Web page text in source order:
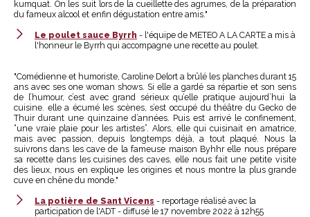
kumquat. On les suit lors de la cueillette des agrumes, de la préparation
du fameux alcool et enfin dégustation entre amis."
Le poulet sauce Byrrh - l'équipe de METEO A LA CARTE a mis à
l'honneur le Byrrh qui accompagne une recette au poulet.
"Comédienne et humoriste, Caroline Delort a brûlé les planches durant 15
ans avec ses one woman shows. Si elle a gardé sa répartie et son sens
de l’humour, c’est avec grand sérieux qu’elle pratique aujourd’hui la
cuisine. elle a écumé les scènes, s’est occupé du théâtre du Gecko de
Thuir durant une quinzaine d’années. Puis est arrivé le confinement,
“une vraie plaie pour les artistes”. Alors, elle qui cuisinait en amatrice,
mais avec passion, depuis longtemps déjà, a tout plaqué. Nous la
suivrons dans les cave de la fameuse maison Byhhr elle nous prépare
sa recette dans les cuisines des caves, elle nous fait une petite visite
des lieux, nous en explique les origines et nous montre la plus grande
cuve en chêne du monde."
La potière de Sant Vicens - reportage réalisé avec la
participation de l'ADT - diffusé le 17 novembre 2022 à 12h55